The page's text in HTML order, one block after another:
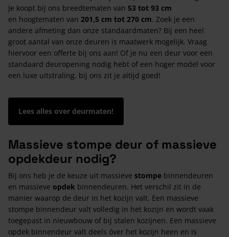
Je koopt bij ons breedtematen van 53 tot 93 cm
en hoogtematen van 201,5 cm tot 270 cm. Zoek je een
andere afmeting dan onze standaardmaten? Bij een heel
groot aantal van onze deuren is maatwerk mogelijk. Vraag
hiervoor een offerte bij ons aan! Of je nu een deur voor een
standaard deuropening nodig hebt of een hoger model voor
een luxe uitstraling, bij ons zit je altijd goed!
Lees alles over deurmaten!
Massieve stompe deur of massieve
opdekdeur nodig?
Bij ons heb je de keuze uit massieve stompe binnendeuren
en massieve opdek binnendeuren. Het verschil zit in de
manier waarop de deur in het kozijn valt. Een massieve
stompe binnendeur valt volledig in het kozijn en wordt vaak
toegepast in nieuwbouw of bij stalen kozijnen. Een massieve
opdek binnendeur valt deels óver het kozijn heen en is